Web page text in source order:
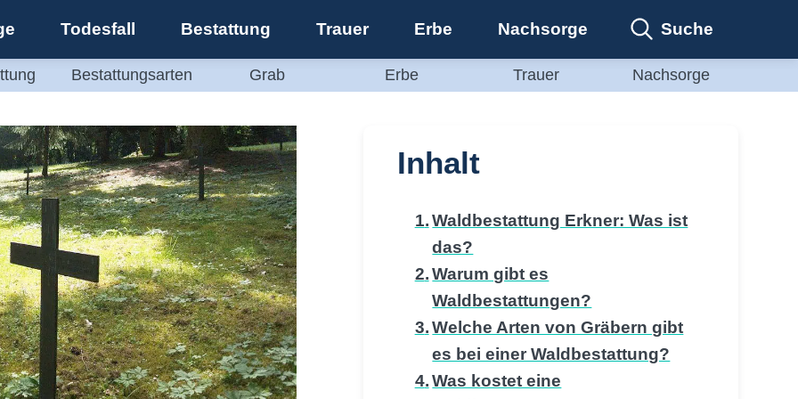
Todesfall Bestattung Trauer Erbe Nachsorge Suche
Bestattungsarten Grab Erbe Trauer Nachsorge
Inhalt
Waldbestattung Erkner: Was ist
das?
Warum gibt es
Waldbestattungen?
Welche Arten von Gräbern gibt
es bei einer Waldbestattung?
Was kostet eine